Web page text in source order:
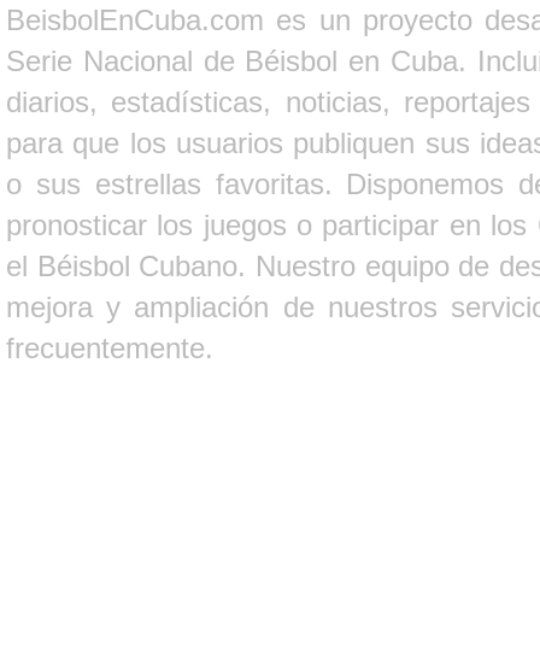
BeisbolEnCuba.com es un proyecto
Serie Nacional de Béisbol en Cuba.
diarios, estadísticas, noticias,
para que los usuarios publiquen sus
o sus estrellas favoritas. Disponemos
pronosticar los juegos o participar en
el Béisbol Cubano. Nuestro equipo de
mejora y ampliación de nuestros
frecuentemente.